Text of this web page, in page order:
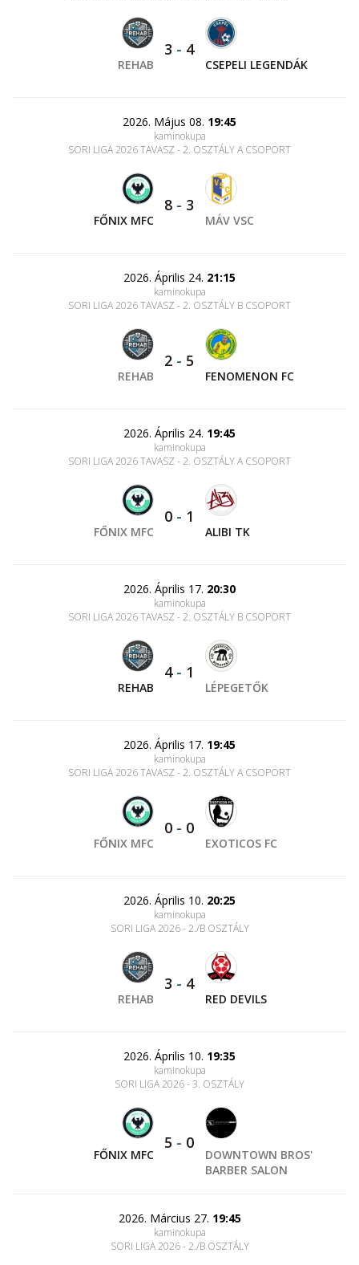
REHAB
3 - 4
CSEPELI LEGENDÁK
2026. Május 08. 19:45
kaminokupa
SORI LIGA 2026 TAVASZ - 2. OSZTÁLY A CSOPORT
FŐNIX MFC
8 - 3
MÁV VSC
2026. Április 24. 21:15
kaminokupa
SORI LIGA 2026 TAVASZ - 2. OSZTÁLY B CSOPORT
REHAB
2 - 5
FENOMENON FC
2026. Április 24. 19:45
kaminokupa
SORI LIGA 2026 TAVASZ - 2. OSZTÁLY A CSOPORT
FŐNIX MFC
0 - 1
ALIBI TK
2026. Április 17. 20:30
kaminokupa
SORI LIGA 2026 TAVASZ - 2. OSZTÁLY B CSOPORT
REHAB
4- 1
LÉPEGETŐK
2026. Április 17. 19:45
kaminokupa
SORI LIGA 2026 TAVASZ - 2. OSZTÁLY A CSOPORT
FŐNIX MFC
0 - 0
EXOTICOS FC
2026. Április 10. 20:25
kaminokupa
SORI LIGA 2026 - 2./B OSZTÁLY
REHAB
3 - 4
RED DEVILS
2026. Április 10. 19:35
kaminokupa
SORI LIGA 2026 - 3. OSZTÁLY
FŐNIX MFC
5 - 0
DOWNTOWN BROS'
BARBER SALON
2026. Március 27. 19:45
kaminokupa
SORI LIGA 2026 - 2./B OSZTÁLY